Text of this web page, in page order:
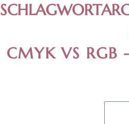
CMYK VS RGB